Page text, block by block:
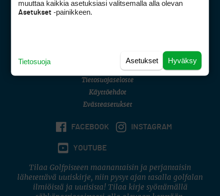
Asiakaspalvelu
(digi) digi@otavamedia.fi
Tietosuojaseloste
Käyttöehdot
Evästeasetukset
FACEBOOK INSTAGRAM
YOUTUBE
Tilaa Golfpisteen maanantaisin ja perjantaisin
lähetettävä uutiskirje, niin pysyt ajan tasalla golfalan
ilmiöistä ja uutisista! Tilaa kirje syöttämällä
muuttaa kaikkia asetuksiasi valitsemalla alla olevan
Asetukset -painikkeen.
Hyväksy
Asetukset
Tietosuoja